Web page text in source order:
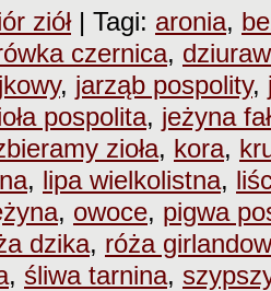
ziół | Tagi: aronia,
czernica,
, jarząb pospolity,
pospolita, jeżyna
zioła, kora,
, lipa wielkolistna,
, owoce, pigwa
dzika, róża
, śliwa tarnina,